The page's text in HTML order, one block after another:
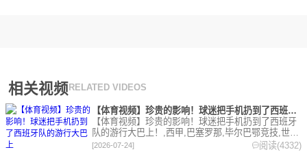
相关视频 RELATED VIDEOS
【体育视频】珍贵的影响！球迷把手机扔到了西班牙队的游行大巴上
【体育视频】珍贵的影响！球迷把手机扔到了西班牙
队的游行大巴上！,西甲,巴塞罗那,毕尔巴鄂竞技,世界
杯,西班牙,足球,精彩体育剪辑视频在线播放。本站提
[2026-07-24] 阅读(4332)